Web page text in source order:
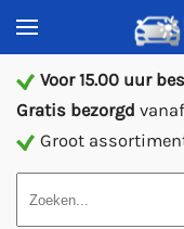
Voor 15.00 uur
Gratis bezorgd
Groot